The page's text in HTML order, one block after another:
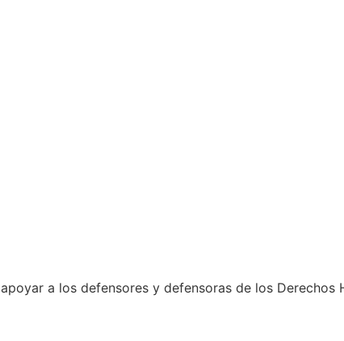
a los defensores y defensoras de los Derechos